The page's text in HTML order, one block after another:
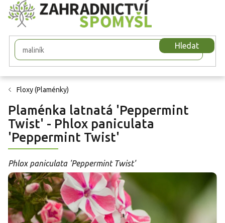
Přejít
na
obsah
Hledat
Floxy (Plaménky)
Plaménka latnatá 'Peppermint
Twist' - Phlox paniculata
'Peppermint Twist'
Phlox paniculata 'Peppermint Twist'